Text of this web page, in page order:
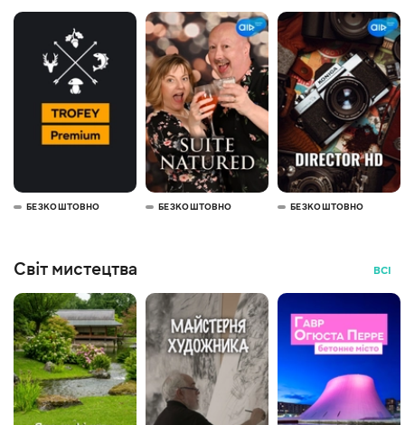
БЕЗКОШТОВНО БЕЗКОШТОВНО БЕЗКОШТОВНО
Світ мистецтва ВСІ